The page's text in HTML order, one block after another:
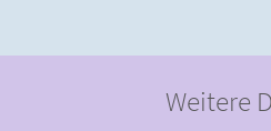
Weitere